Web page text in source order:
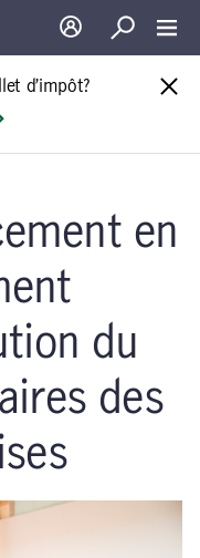
Ouverture de
Recherche
d’impôt?
en
du
des